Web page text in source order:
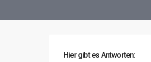
Hier gibt es Antworten: